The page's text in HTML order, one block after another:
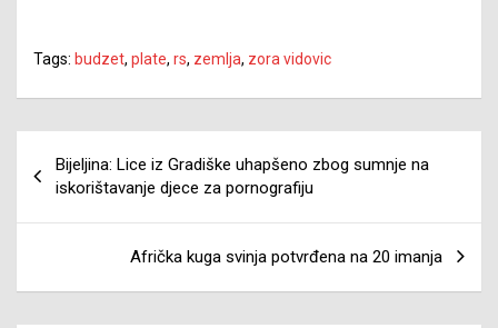
Tags: budzet, plate, rs, zemlja, zora vidovic
članaka
Bijeljina: Lice iz Gradiške uhapšeno zbog sumnje na
iskorištavanje djece za pornografiju
Afrička kuga svinja potvrđena na 20 imanja